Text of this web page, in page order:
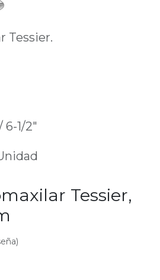
Tessier.
6-1/2"
Tessier,